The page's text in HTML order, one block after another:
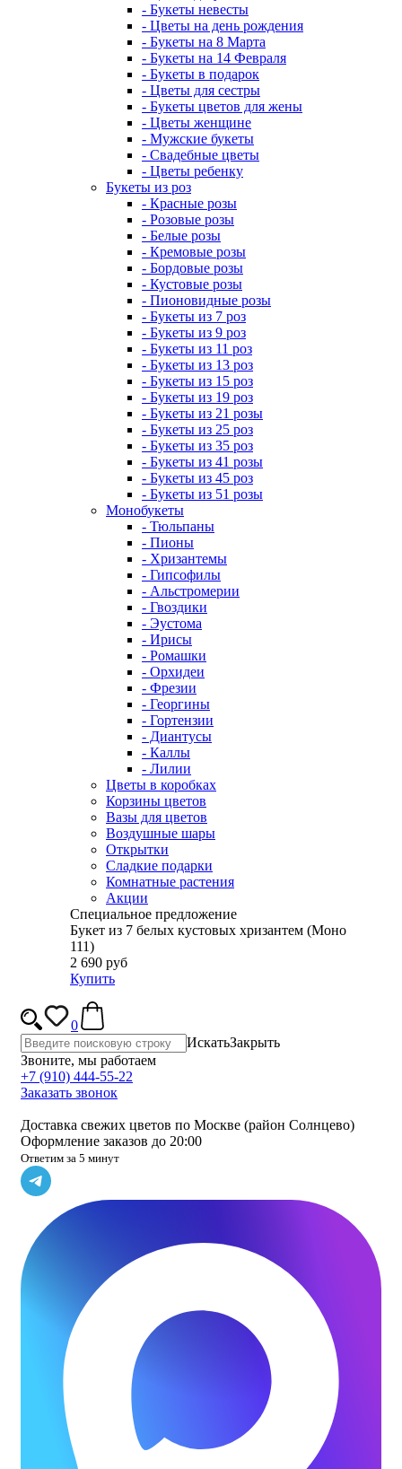
- Букеты невесты
- Цветы на день рождения
- Букеты на 8 Марта
- Букеты на 14 Февраля
- Букеты в подарок
- Цветы для сестры
- Букеты цветов для жены
- Цветы женщине
- Мужские букеты
- Свадебные цветы
- Цветы ребенку
Букеты из роз
- Красные розы
- Розовые розы
- Белые розы
- Кремовые розы
- Бордовые розы
- Кустовые розы
- Пионовидные розы
- Букеты из 7 роз
- Букеты из 9 роз
- Букеты из 11 роз
- Букеты из 13 роз
- Букеты из 15 роз
- Букеты из 19 роз
- Букеты из 21 розы
- Букеты из 25 роз
- Букеты из 35 роз
- Букеты из 41 розы
- Букеты из 45 роз
- Букеты из 51 розы
Монобукеты
- Тюльпаны
- Пионы
- Хризантемы
- Гипсофилы
- Альстромерии
- Гвоздики
- Эустома
- Ирисы
- Ромашки
- Орхидеи
- Фрезии
- Георгины
- Гортензии
- Диантусы
- Каллы
- Лилии
Цветы в коробках
Корзины цветов
Вазы для цветов
Воздушные шары
Открытки
Сладкие подарки
Комнатные растения
Акции
Специальное предложение
Букет из 7 белых кустовых хризантем (Моно
111)
2 690 руб
Купить
0
ИскатьЗакрыть
Звоните, мы работаем
+7 (910) 444-55-22
Заказать звонок
Доставка свежих цветов по Москве (район Солнцево)
Оформление заказов до 20:00
Ответим за 5 минут